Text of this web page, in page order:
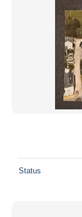
Status